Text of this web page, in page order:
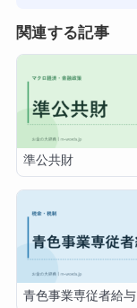
関連する記事
準公共財
青色事業専従者給与